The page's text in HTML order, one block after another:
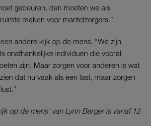
gebeuren, dan moeten we als
maken voor mantelzorgers.”
andere kijk op de mens. “We zijn
onafhankelijke individuen die vooral
zijn. Maar zorgen voor anderen is wat
dat nu vaak als een last, maar zorgen
op de mens’ van Lynn Berger is vanaf 12